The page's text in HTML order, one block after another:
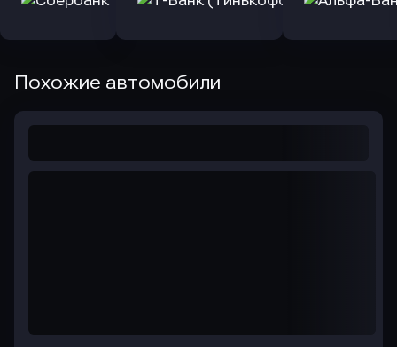
Похожие автомобили